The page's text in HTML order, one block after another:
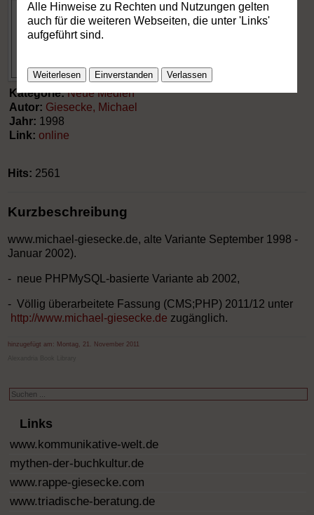
Suchen
Links
www.kommunikative-welt.de
mythen-der-buchkultur.de
www.rappe-giesecke.com
www.triadische-beratung.de
Kategorie:Neue Medien
Autor: Giesecke, Michael
Jahr: 1998
Link: online
Hits: 2561
Kurzbeschreibung
www.michael-giesecke.de, alte Variante September 1998 -
Januar 2002).
- neue PHPMySQL-basierte Variante ab 2002,
- Völlig überarbeitete Fassung (CMS;PHP) 2011/12 unter
http://www.michael-giesecke.de zugänglich.
hinzugefügt am: Montag, 21. November 2011
Alle Hinweise zu Rechten und Nutzungen gelten
auch für die weiteren Webseiten, die unter 'Links'
aufgeführt sind.
Weiterlesen Einverstanden Verlassen